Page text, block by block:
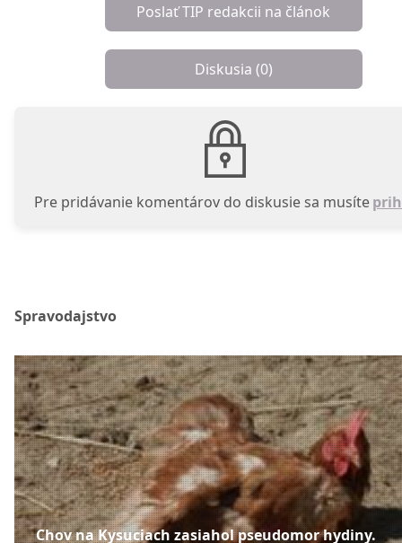
Poslať TIP redakcii na článok
Diskusia (0)
Pre pridávanie komentárov do diskusie sa musíte
Spravodajstvo
Chov na Kysuciach zasiahol pseudomor hydiny.